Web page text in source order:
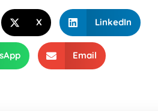
X LinkedIn
Email